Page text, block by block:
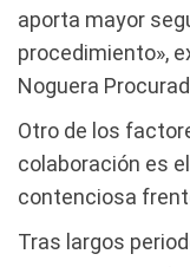
aporta mayor
procedimiento»,
Noguera
Otro de los
colaboración es
contenciosa
Tras largos